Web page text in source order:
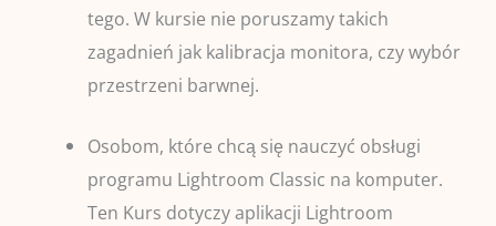
tego. W kursie nie poruszamy takich
zagadnień jak kalibracja monitora, czy wybór
przestrzeni barwnej.
Osobom, które chcą się nauczyć obsługi
programu Lightroom Classic na komputer.
Ten Kurs dotyczy aplikacji Lightroom